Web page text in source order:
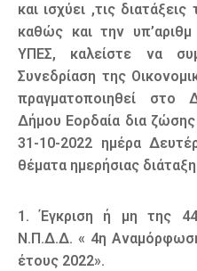
και ισχύει ,τις
καθώς και την
ΥΠΕΣ, καλείστε να
Συνεδρίαση της
πραγματοποιηθεί στο
Δήμου Εορδαία δια
31-10-2022 ημέρα
θέματα ημερήσιας
1. Έγκριση ή μη της
Ν.Π.Δ.Δ. « 4η
έτους 2022».